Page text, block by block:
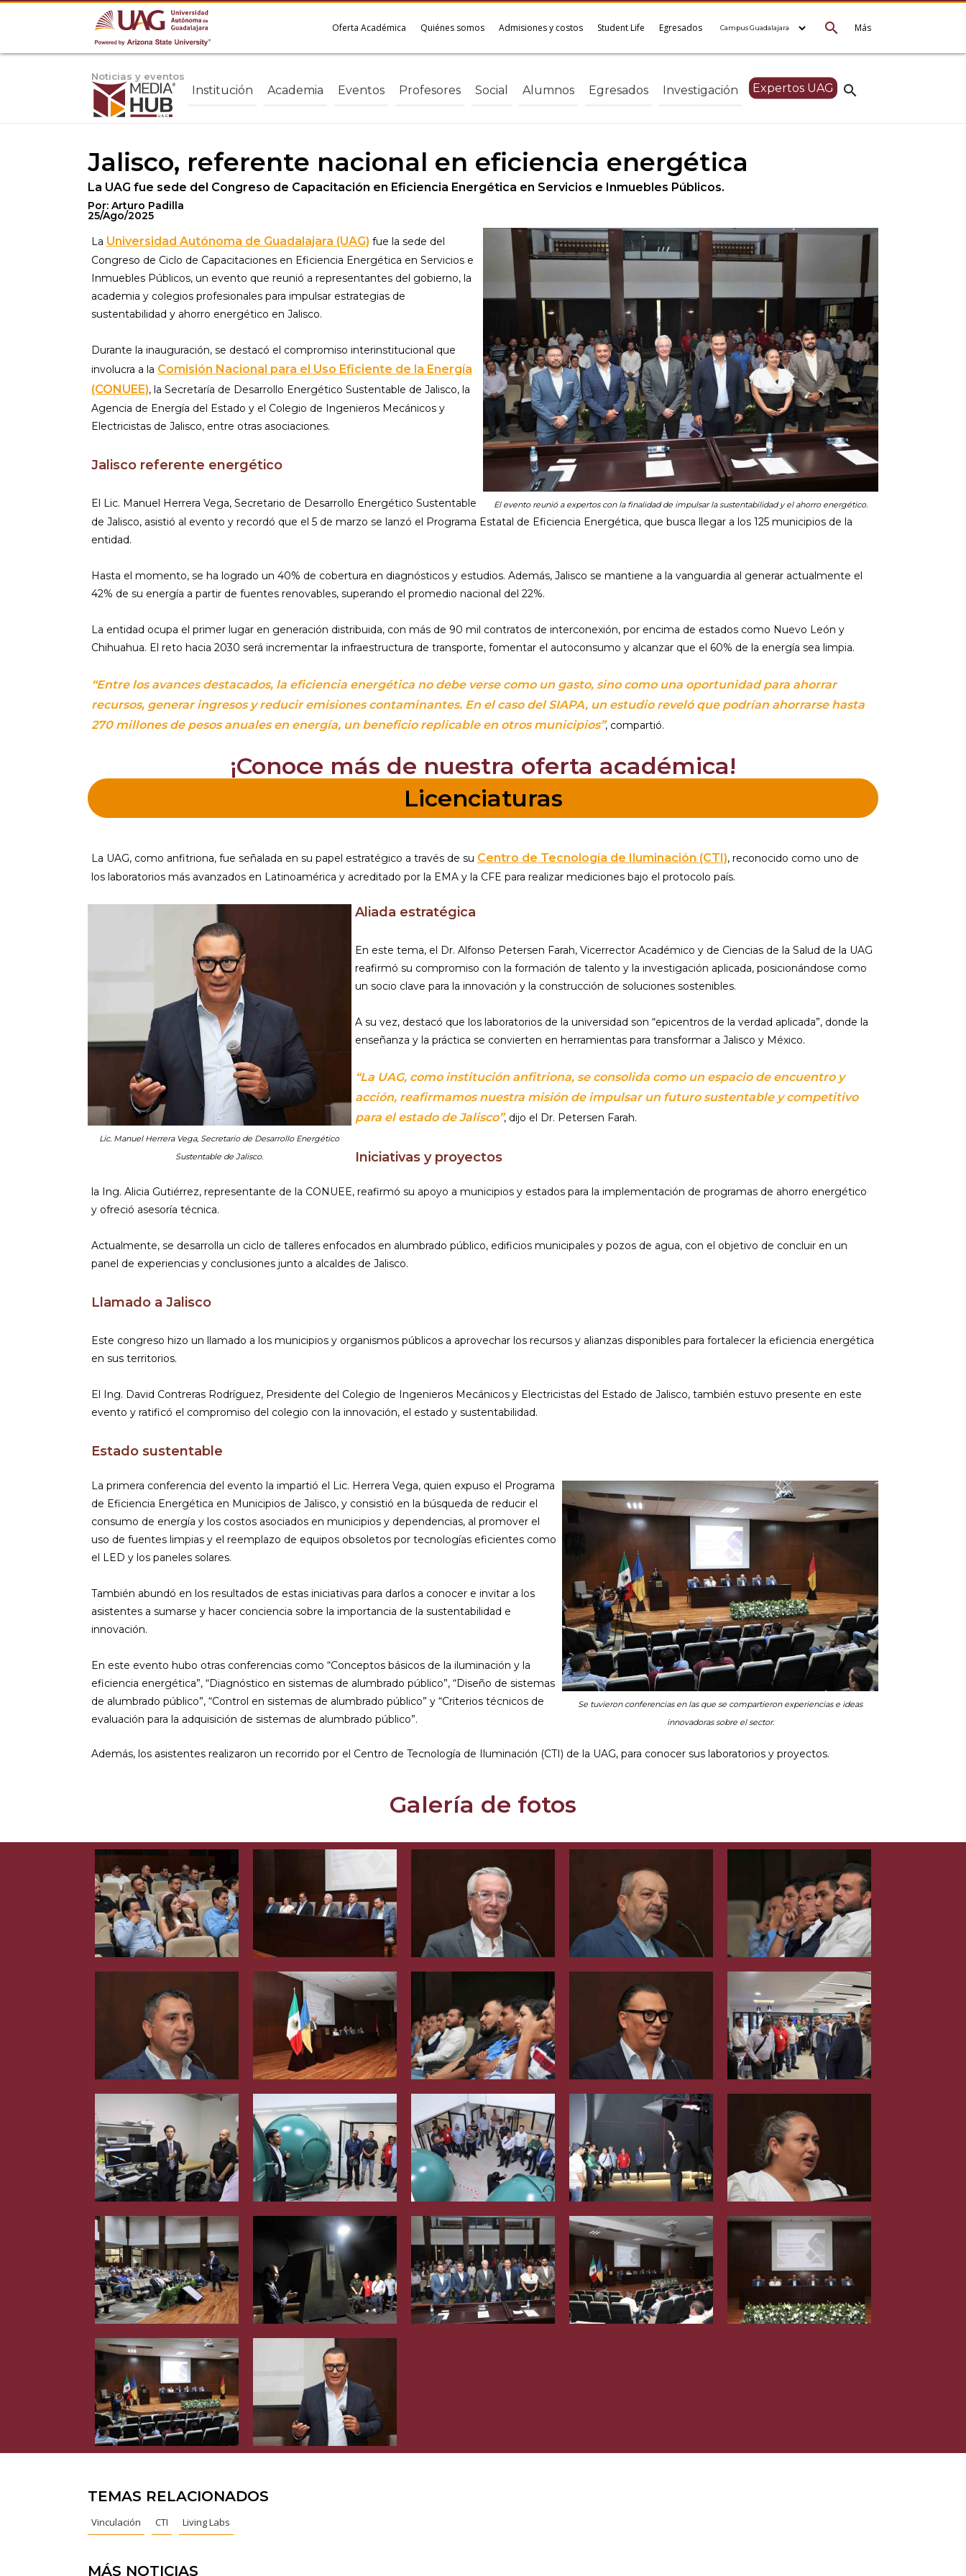
Más
search
Oferta Académica Quiénes somos Admisiones y costos Student Life Egresados
Noticias y eventos
search
Institución Academia Eventos Profesores Social Alumnos Egresados Investigación Expertos UAG
Jalisco, referente nacional en eficiencia energética
La UAG fue sede del Congreso de Capacitación en Eficiencia Energética en Servicios e Inmuebles Públicos.
Por: Arturo Padilla
25/Ago/2025
La Universidad Autónoma de Guadalajara (UAG) fue la sede del
Congreso de Ciclo de Capacitaciones en Eficiencia Energética en Servicios e
Inmuebles Públicos, un evento que reunió a representantes del gobierno, la
academia y colegios profesionales para impulsar estrategias de
sustentabilidad y ahorro energético en Jalisco.
Durante la inauguración, se destacó el compromiso interinstitucional que
involucra a la Comisión Nacional para el Uso Eficiente de la Energía
(CONUEE), la Secretaría de Desarrollo Energético Sustentable de Jalisco, la
Agencia de Energía del Estado y el Colegio de Ingenieros Mecánicos y
Electricistas de Jalisco, entre otras asociaciones.
Jalisco referente energético
El Lic. Manuel Herrera Vega, Secretario de Desarrollo Energético Sustentable El evento reunió a expertos con la finalidad de impulsar la sustentabilidad y el ahorro energético.
de Jalisco, asistió al evento y recordó que el 5 de marzo se lanzó el Programa Estatal de Eficiencia Energética, que busca llegar a los 125 municipios de la
entidad.
Hasta el momento, se ha logrado un 40% de cobertura en diagnósticos y estudios. Además, Jalisco se mantiene a la vanguardia al generar actualmente el
42% de su energía a partir de fuentes renovables, superando el promedio nacional del 22%.
La entidad ocupa el primer lugar en generación distribuida, con más de 90 mil contratos de interconexión, por encima de estados como Nuevo León y
Chihuahua. El reto hacia 2030 será incrementar la infraestructura de transporte, fomentar el autoconsumo y alcanzar que el 60% de la energía sea limpia.
“Entre los avances destacados, la eficiencia energética no debe verse como un gasto, sino como una oportunidad para ahorrar
recursos, generar ingresos y reducir emisiones contaminantes. En el caso del SIAPA, un estudio reveló que podrían ahorrarse hasta
270 millones de pesos anuales en energía, un beneficio replicable en otros municipios”, compartió.
¡Conoce más de nuestra oferta académica!
Licenciaturas
La UAG, como anfitriona, fue señalada en su papel estratégico a través de su Centro de Tecnología de Iluminación (CTI), reconocido como uno de
los laboratorios más avanzados en Latinoamérica y acreditado por la EMA y la CFE para realizar mediciones bajo el protocolo país.
Lic. Manuel Herrera Vega, Secretario de Desarrollo Energético
Sustentable de Jalisco.
Aliada estratégica
En este tema, el Dr. Alfonso Petersen Farah, Vicerrector Académico y de Ciencias de la Salud de la UAG
reafirmó su compromiso con la formación de talento y la investigación aplicada, posicionándose como
un socio clave para la innovación y la construcción de soluciones sostenibles.
A su vez, destacó que los laboratorios de la universidad son “epicentros de la verdad aplicada”, donde la
enseñanza y la práctica se convierten en herramientas para transformar a Jalisco y México.
“La UAG, como institución anfitriona, se consolida como un espacio de encuentro y
acción, reafirmamos nuestra misión de impulsar un futuro sustentable y competitivo
para el estado de Jalisco”, dijo el Dr. Petersen Farah.
Iniciativas y proyectos
la Ing. Alicia Gutiérrez, representante de la CONUEE, reafirmó su apoyo a municipios y estados para la implementación de programas de ahorro energético
y ofreció asesoría técnica.
Actualmente, se desarrolla un ciclo de talleres enfocados en alumbrado público, edificios municipales y pozos de agua, con el objetivo de concluir en un
panel de experiencias y conclusiones junto a alcaldes de Jalisco.
Llamado a Jalisco
Este congreso hizo un llamado a los municipios y organismos públicos a aprovechar los recursos y alianzas disponibles para fortalecer la eficiencia energética
en sus territorios.
El Ing. David Contreras Rodríguez, Presidente del Colegio de Ingenieros Mecánicos y Electricistas del Estado de Jalisco, también estuvo presente en este
evento y ratificó el compromiso del colegio con la innovación, el estado y sustentabilidad.
Estado sustentable
La primera conferencia del evento la impartió el Lic. Herrera Vega, quien expuso el Programa
de Eficiencia Energética en Municipios de Jalisco, y consistió en la búsqueda de reducir el
consumo de energía y los costos asociados en municipios y dependencias, al promover el
uso de fuentes limpias y el reemplazo de equipos obsoletos por tecnologías eficientes como
el LED y los paneles solares.
También abundó en los resultados de estas iniciativas para darlos a conocer e invitar a los
asistentes a sumarse y hacer conciencia sobre la importancia de la sustentabilidad e
innovación.
En este evento hubo otras conferencias como “Conceptos básicos de la iluminación y la
eficiencia energética”, “Diagnóstico en sistemas de alumbrado público”, “Diseño de sistemas
de alumbrado público”, “Control en sistemas de alumbrado público” y “Criterios técnicos de
evaluación para la adquisición de sistemas de alumbrado público”.
Se tuvieron conferencias en las que se compartieron experiencias e ideas
innovadoras sobre el sector.
Además, los asistentes realizaron un recorrido por el Centro de Tecnología de Iluminación (CTI) de la UAG, para conocer sus laboratorios y proyectos.
Galería de fotos
TEMAS RELACIONADOS
Vinculación CTI Living Labs
MÁS NOTICIAS